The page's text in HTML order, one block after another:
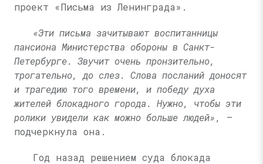
проект «Письма из Ленинграда».
«Эти письма зачитывают воспитанницы
пансиона Министерства обороны в Санкт-
Петербурге. Звучит очень пронзительно,
трогательно, до слез. Слова посланий доносят
и трагедию того времени, и победу духа
жителей блокадного города. Нужно, чтобы эти
ролики увидели как можно больше людей», —
подчеркнула она.
Год назад решением суда блокада